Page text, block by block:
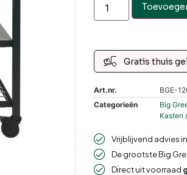
Gratis thuis
Art.nr.
BGE-
Categorieën
Big
Kasten
Vrijblijvend advies
De grootste Big
Direct uit voorraad